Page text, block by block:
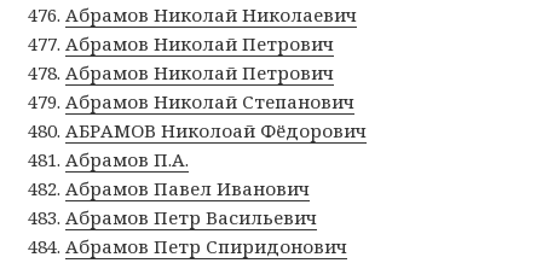
Абрамов Николай Николаевич
Абрамов Николай Петрович
Абрамов Николай Петрович
Абрамов Николай Степанович
АБРАМОВ Николоай Фёдорович
Абрамов П.А.
Абрамов Павел Иванович
Абрамов Петр Васильевич
Абрамов Петр Спиридонович